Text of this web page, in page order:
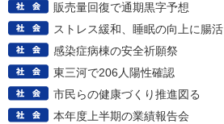
販売量回復で通期黒字予想
ストレス緩和、睡眠の向上に腸活
感染症病棟の安全祈願祭
東三河で206人陽性確認
市民らの健康づくり推進図る
本年度上半期の業績報告会